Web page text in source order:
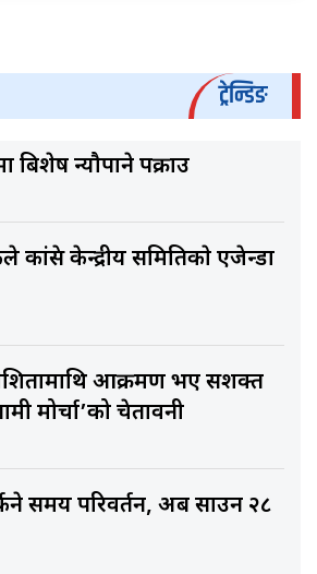
ट्रेन्डिङ
बिशेष न्यौपाने पक्राउ
कांग्रेस केन्द्रीय समितिकाे एजेन्डा
आक्रमण भए सशक्त
मोर्चा’को चेतावनी
समय परिवर्तन, अब साउन २८